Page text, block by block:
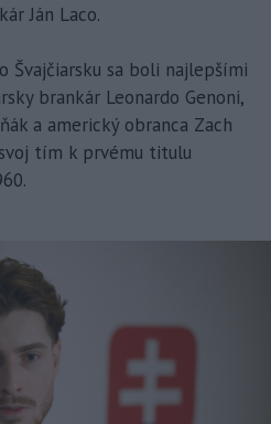
Ján Laco.
Švajčiarsku sa boli najlepšími
brankár Leonardo Genoni,
a americký obranca Zach
tím k prvému titulu